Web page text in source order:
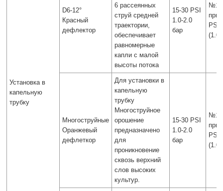
Установка в
капельную
трубку
D6-12°
Красный
дефлектор
6 рассеянных
струй средней
траектории,
обеспечивает
равномерные
капли с малой
высоты потока
15-30 PSI
1.0-2.0
бар
№14
при
PSI
(1.0
Многоструйные
Оранжевый
дефлеткор
Для установки в
капельную
трубку
Многоструйное
орошение
предназначено
для
проникновение
сквозь верхний
слов высоких
культур.
15-30 PSI
1.0-2.0
бар
№14
при
PSI
(1.0